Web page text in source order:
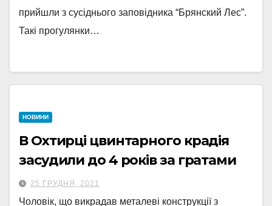
прийшли з сусіднього заповідника “Брянский Лес”.
Такі прогулянки…
НОВИНИ
В Охтирці цвинтарного крадія
засудили до 4 років за гратами
25 ГРУДНЯ, 2021
Чоловік, що викрадав металеві конструкції з